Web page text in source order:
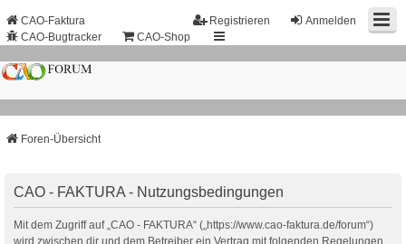
Anmelden
Registrieren
CAO-Faktura
CAO-Bugtracker
CAO-Shop
Foren-Übersicht
CAO - FAKTURA - Nutzungsbedingungen
Mit dem Zugriff auf „CAO - FAKTURA“ („https://www.cao-faktura.de/forum“)
wird zwischen dir und dem Betreiber ein Vertrag mit folgenden Regelungen